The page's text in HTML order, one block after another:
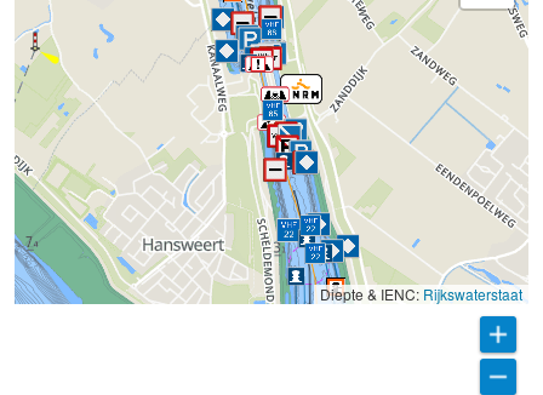
Diepte & IENC: Rijkswaterstaat